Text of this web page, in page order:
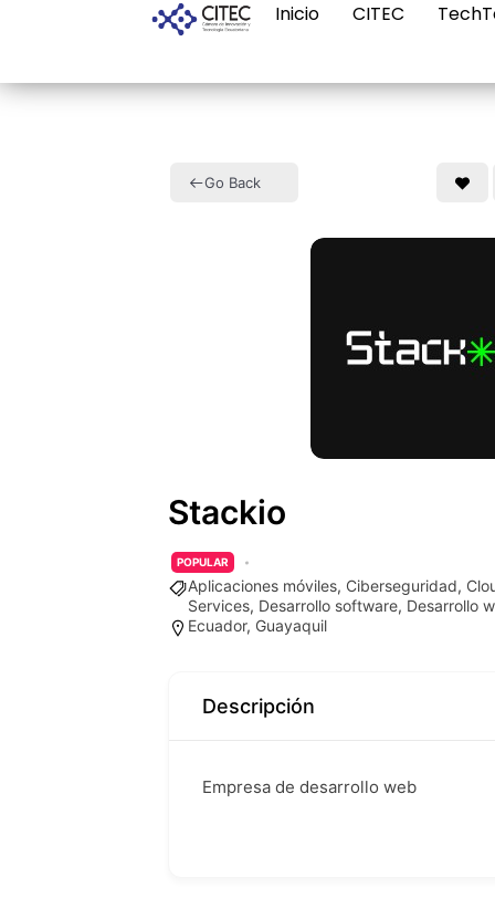
Inicio CITEC
Go Back
Stackio
POPULAR
Aplicaciones móviles, Ciberseguridad,
Services, Desarrollo software, Desarrollo
Ecuador, Guayaquil
Descripción
Empresa de desarrollo web